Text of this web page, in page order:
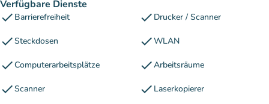
Verfügbare Dienste
check Barrierefreiheit check Drucker / Scanner
checkSteckdosen checkWLAN
checkComputerarbeitsplätze checkArbeitsräume
checkScanner check Laserkopierer